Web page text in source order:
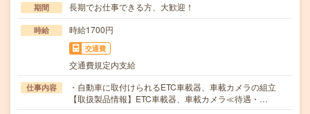
期間 長期でお仕事できる方、大歓迎！
時給 時給1700円
交通費
交通費規定内支給
仕事内容
・自動車に取付けられるETC車載器、車載カメラの組立
【取扱製品情報】ETC車載器、車載カメラ≪待遇・…